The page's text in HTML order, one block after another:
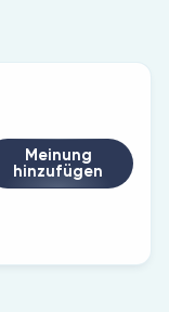
Meinung
hinzufügen